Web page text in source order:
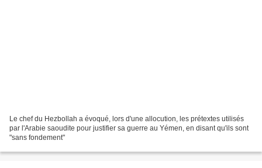
Le chef du Hezbollah a évoqué, lors d'une allocution, les prétextes utilisés
par l'Arabie saoudite pour justifier sa guerre au Yémen, en disant qu'ils sont
"sans fondement"